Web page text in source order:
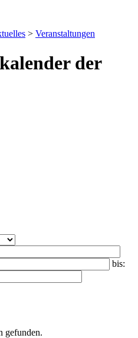
> Veranstaltungen
der
bis:
gefunden.